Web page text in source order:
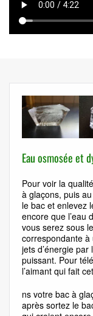
Eau osmosée et
Pour voir la
à glaçons, puis
le bac et enlevez
encore que l’eau
vous serez sous
correspondante à
jets d’énergie
puissant. Pour
l’aimant qui fait
ns votre bac à
après sortez le